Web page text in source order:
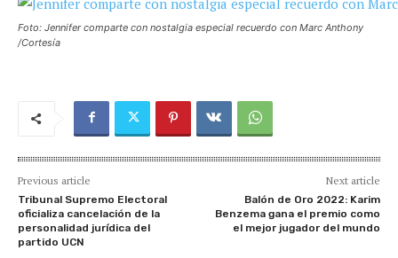
Foto: Jennifer comparte con nostalgia especial recuerdo con Marc Anthony
/Cortesía
Previous article
Tribunal Supremo Electoral
oficializa cancelación de la
personalidad jurídica del
partido UCN
Next article
Balón de Oro 2022: Karim
Benzema gana el premio como
el mejor jugador del mundo